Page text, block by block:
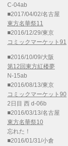
C-04ab
■2017/04/02/名古屋
東方名華祭11
■2016/12/29/東京
コミックマーケット91
■2016/10/09/大阪
第12回東方紅楼夢
N-15ab
■2016/08/13/東京
コミックマーケット90
2日目 西 d-06b
■2016/03/13/名古屋
東方名華祭10
忘れた！
■2016/01/31/小倉